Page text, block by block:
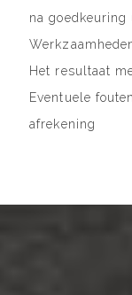
na
Het resultaat
Eventuele
afrekening